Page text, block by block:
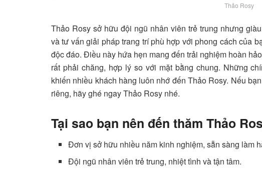
Thảo Rosy
Thảo Rosy sở hữu đội ngũ nhân viên trẻ trung nhưng
và tư vấn giải pháp trang trí phù hợp với phong cách của
độc đáo. Điều này hứa hẹn mang đến trải nghiệm hoàn
rất phải chăng, hợp lý so với mặt bằng chung. Những
khiến nhiều khách hàng luôn nhớ đến Thảo Rosy. Nếu
riêng, hãy ghé ngay Thảo Rosy nhé.
Tại sao bạn nên đến thăm Thảo
Đơn vị sở hữu nhiều năm kinh nghiệm, sẵn sàng làm
Đội ngũ nhân viên trẻ trung, nhiệt tình và tận tâm.